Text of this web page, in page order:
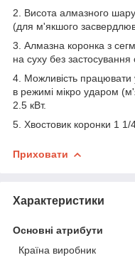
2. Висота алмазного
(для м'якшого
3. Алмазна коронка з
на суху без застосування
4. Можливість працювати
в режимі мікро ударом
2.5 кВт.
5. Хвостовик коронки 1 1/
Приховати
Характеристики
Основні атрибути
Країна виробник